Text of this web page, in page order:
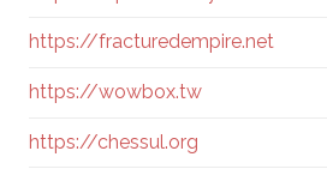
https://fracturedempire.net
https://wowbox.tw
https://chessul.org